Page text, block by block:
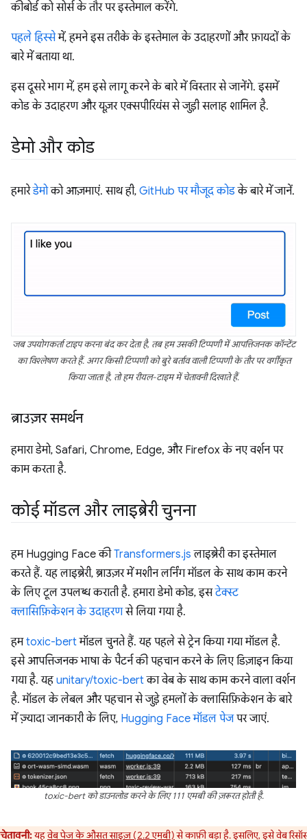
कीबोर्ड को सोर्स के तौर पर इस्तेमाल करेंगे.
पहले हिस्सेमें, हमने इस तरीके के इस्तेमाल के उदाहरणों और फ़ायदों के
बारे में बताया था.
इस दूसरे भाग में, हम इसे लागू करने के बारे में विस्तार से जानेंगे. इसमें
कोड के उदाहरण और यूज़र एक्सपीरियंस से जुड़ी सलाह शामिल है.
डेमो और कोड
हमारेडेमोको आज़माएं. साथ ही, GitHub पर मौजूद कोडके बारे में जानें.
जब उपयोगकर्ता टाइप करना बंद कर देता है, तब हम उसकी टिप्पणी में आपत्तिजनक कॉन्टेंट
का विश्लेषण करते हैं. अगर किसी टिप्पणी को बुरे बर्ताव वाली टिप्पणी के तौर पर वर्गीकृत
किया जाता है, तो हम रीयल-टाइम में चेतावनी दिखाते हैं.
ब्राउज़र समर्थन
हमारा डेमो, Safari, Chrome, Edge, और Firefox के नए वर्शन पर
काम करता है.
कोई मॉडल और लाइब्रेरी चुनना
हम Hugging Face कीTransformers.js लाइब्रेरी का इस्तेमाल
करते हैं. यह लाइब्रेरी, ब्राउज़र में मशीन लर्निंग मॉडल के साथ काम करने
के लिए टूल उपलब्ध कराती है. हमारा डेमो कोड, इसटेक्स्ट
क्लासिफ़िकेशन के उदाहरणसे लिया गया है.
हमtoxic-bertमॉडल चुनते हैं. यह पहले से ट्रेन किया गया मॉडल है.
इसे आपत्तिजनक भाषा के पैटर्न की पहचान करने के लिए डिज़ाइन किया
गया है. यह unitary/toxic-bertका वेब के साथ काम करने वाला वर्शन
है. मॉडल के लेबल और पहचान से जुड़े हमलों के क्लासिफ़िकेशन के बारे
में ज़्यादा जानकारी के लिए, Hugging Face मॉडल पेजपर जाएं.
toxic-bert को डाउनलोड करने के लिए 111 एमबी की ज़रूरत होती है.
चेतावनी:यहवेब पेज के औसत साइज़ (2.2 एमबी)से काफ़ी बड़ा है. इसलिए, इसे वेब